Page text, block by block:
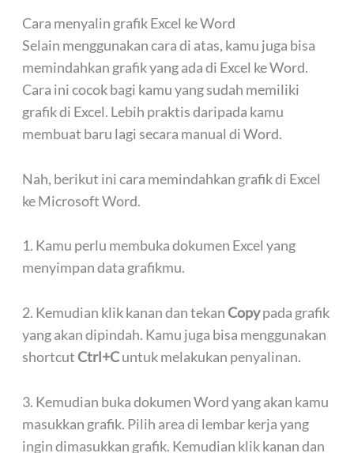
Cara menyalin grafik Excel ke Word
Selain menggunakan cara di atas, kamu juga bisa
memindahkan grafik yang ada di Excel ke Word.
Cara ini cocok bagi kamu yang sudah memiliki
grafik di Excel. Lebih praktis daripada kamu
membuat baru lagi secara manual di Word.
Nah, berikut ini cara memindahkan grafik di Excel
ke Microsoft Word.
1. Kamu perlu membuka dokumen Excel yang
menyimpan data grafikmu.
2. Kemudian klik kanan dan tekan Copypada grafik
yang akan dipindah. Kamu juga bisa menggunakan
shortcut Ctrl+Cuntuk melakukan penyalinan.
3. Kemudian buka dokumen Word yang akan kamu
masukkan grafik. Pilih area di lembar kerja yang
ingin dimasukkan grafik. Kemudian klik kanan dan